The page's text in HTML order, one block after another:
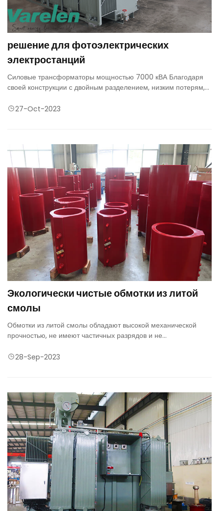
решение для фотоэлектрических
электростанций
Силовые трансформаторы мощностью 7000 кВА Благодаря
своей конструкции с двойным разделением, низким потерям,
стабильное, чистое и устойчивое решение для
27-Oct-2023
Экологически чистые обмотки из литой
смолы
Обмотки из литой смолы обладают высокой механической
прочностью, не имеют частичных разрядов и не
28-Sep-2023